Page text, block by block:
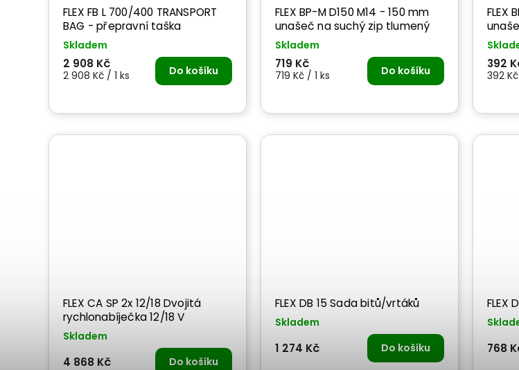
FLEX FB L 700/400 TRANSPORT
BAG - přepravní taška
Skladem
2 908 Kč
2 908 Kč / 1 ks Do košíku
FLEX BP-M D150 M14 - 150 mm
unašeč na suchý zip tlumený
Skladem
719 Kč
719 Kč / 1 ks Do košíku
FLEX
392
392
FLEX CA SP 2x 12/18 Dvojitá
rychlonabíječka 12/18 V
Skladem
4 868 Kč Do košíku
FLEX DB 15 Sada bitů/vrtáků
Skladem
1 274 Kč Do košíku
FLEX
768